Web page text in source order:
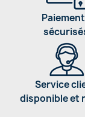
Service
disponible et